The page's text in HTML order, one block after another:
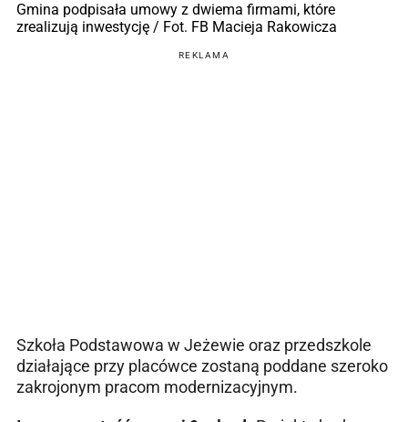
Gmina podpisała umowy z dwiema firmami, które
zrealizują inwestycję / Fot. FB Macieja Rakowicza
REKLAMA
Szkoła Podstawowa w Jeżewie oraz przedszkole
działające przy placówce zostaną poddane szeroko
zakrojonym pracom modernizacyjnym.